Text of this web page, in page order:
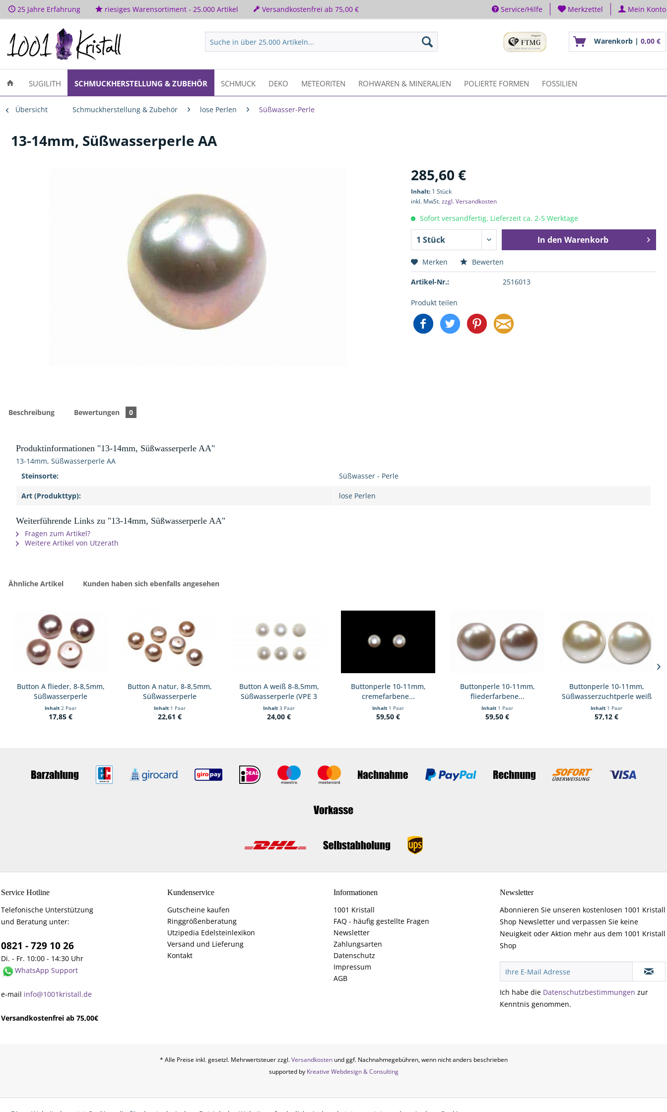
25 Jahre Erfahrung riesiges Warensortiment - 25.000 Artikel Versandkostenfrei ab 75,00 € Service/Hilfe Merkzettel Mein Konto
Warenkorb | 0,00 €
SUGILITH SCHMUCKHERSTELLUNG & ZUBEHÖR SCHMUCK DEKO METEORITEN ROHWAREN & MINERALIEN POLIERTE FORMEN FOSSILIEN
Übersicht Schmuckherstellung & Zubehör lose Perlen Süßwasser-Perle
13-14mm, Süßwasserperle AA
285,60 €
Inhalt: 1 Stück
inkl. MwSt.zzgl. Versandkosten
Sofort versandfertig, Lieferzeit ca. 2-5 Werktage
In den Warenkorb
Merken Bewerten
Artikel-Nr.: 2516013
Produkt teilen
Beschreibung Bewertungen 0
Produktinformationen "13-14mm, Süßwasserperle AA"
13-14mm, Süßwasserperle AA
Steinsorte:
Süßwasser - Perle
Art (Produkttyp): lose Perlen
Weiterführende Links zu "13-14mm, Süßwasserperle AA"
Fragen zum Artikel?
Weitere Artikel von Utzerath
Ähnliche Artikel Kunden haben sich ebenfalls angesehen
Button A flieder, 8-8,5mm,
Süßwasserperle
Inhalt 2 Paar
17,85 €
Button A natur, 8-8,5mm,
Süßwasserperle
Inhalt 1 Paar
22,61 €
Button A weiß 8-8,5mm,
Süßwasserperle (VPE 3
Paar)
Inhalt 3 Paar
24,00 €
Buttonperle 10-11mm,
cremefarbene...
Inhalt 1 Paar
59,50 €
Buttonperle 10-11mm,
fliederfarbene...
Inhalt 1 Paar
59,50 €
Buttonperle 10-11mm,
Süßwasserzuchtperle weiß
A
Inhalt 1 Paar
57,12 €
Service Hotline
Telefonische Unterstützung
und Beratung unter:
0821 - 729 10 26
Di. - Fr. 10:00 - 14:30 Uhr
WhatsApp Support
e-mail info@1001kristall.de
Versandkostenfrei ab 75,00€
Kundenservice
Gutscheine kaufen
Ringgrößenberatung
Utzipedia Edelsteinlexikon
Versand und Lieferung
Kontakt
Informationen
1001 Kristall
FAQ - häufig gestellte Fragen
Newsletter
Zahlungsarten
Datenschutz
Impressum
AGB
Newsletter
Abonnieren Sie unseren kostenlosen 1001 Kristall
Shop Newsletter und verpassen Sie keine
Neuigkeit oder Aktion mehr aus dem 1001 Kristall
Shop
Ich habe die Datenschutzbestimmungen zur
Kenntnis genommen.
* Alle Preise inkl. gesetzl. Mehrwertsteuer zzgl.Versandkostenund ggf. Nachnahmegebühren, wenn nicht anders beschrieben
supported by Kreative Webdesign & Consulting